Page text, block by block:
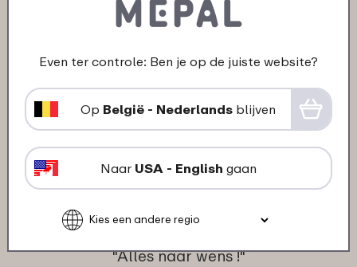
28-11-2023
klant van Mepal
Kleur: Transparent
"Alles naar wens !"
Even ter controle: Ben je op de juiste website?
Op België - Nederlands blijven
Naar USA - English gaan